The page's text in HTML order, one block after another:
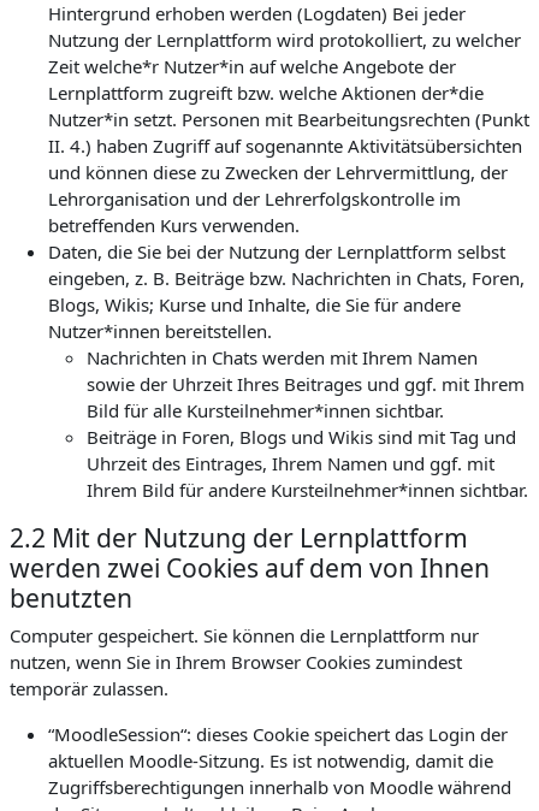
Hintergrund erhoben werden (Logdaten) Bei jeder
Nutzung der Lernplattform wird protokolliert, zu welcher
Zeit welche*r Nutzer*in auf welche Angebote der
Lernplattform zugreift bzw. welche Aktionen der*die
Nutzer*in setzt. Personen mit Bearbeitungsrechten (Punkt
II. 4.) haben Zugriff auf sogenannte Aktivitätsübersichten
und können diese zu Zwecken der Lehrvermittlung, der
Lehrorganisation und der Lehrerfolgskontrolle im
betreffenden Kurs verwenden.
Daten, die Sie bei der Nutzung der Lernplattform selbst
eingeben, z. B. Beiträge bzw. Nachrichten in Chats, Foren,
Blogs, Wikis; Kurse und Inhalte, die Sie für andere
Nutzer*innen bereitstellen.
Nachrichten in Chats werden mit Ihrem Namen
sowie der Uhrzeit Ihres Beitrages und ggf. mit Ihrem
Bild für alle Kursteilnehmer*innen sichtbar.
Beiträge in Foren, Blogs und Wikis sind mit Tag und
Uhrzeit des Eintrages, Ihrem Namen und ggf. mit
Ihrem Bild für andere Kursteilnehmer*innen sichtbar.
2.2 Mit der Nutzung der Lernplattform
werden zwei Cookies auf dem von Ihnen
benutzten
Computer gespeichert. Sie können die Lernplattform nur
nutzen, wenn Sie in Ihrem Browser Cookies zumindest
temporär zulassen.
“MoodleSession“: dieses Cookie speichert das Login der
aktuellen Moodle-Sitzung. Es ist notwendig, damit die
Zugriffsberechtigungen innerhalb von Moodle während